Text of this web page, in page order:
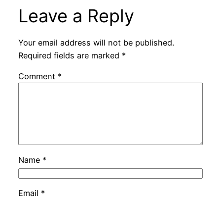
Leave a Reply
Your email address will not be published.
Required fields are marked *
Comment *
Name *
Email *